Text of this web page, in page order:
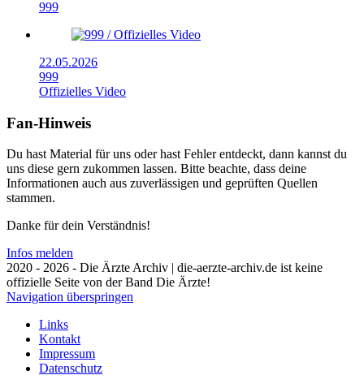
999
22.05.2026
999
Offizielles Video
Fan-Hinweis
Du hast Material für uns oder hast Fehler entdeckt, dann kannst du
uns diese gern zukommen lassen. Bitte beachte, dass deine
Informationen auch aus zuverlässigen und geprüften Quellen
stammen.
Danke für dein Verständnis!
Infos melden
2020 - 2026 - Die Ärzte Archiv | die-aerzte-archiv.de ist keine
offizielle Seite von der Band Die Ärzte!
Navigation überspringen
Links
Kontakt
Impressum
Datenschutz